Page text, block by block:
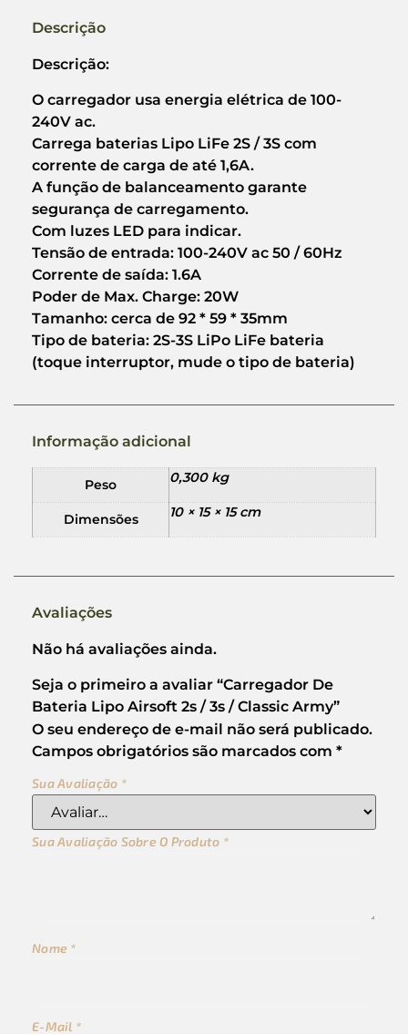
Descrição
Descrição:
O carregador usa energia elétrica de 100-
240V ac.
Carrega baterias Lipo LiFe 2S / 3S com
corrente de carga de até 1,6A.
A função de balanceamento garante
segurança de carregamento.
Com luzes LED para indicar.
Tensão de entrada: 100-240V ac 50 / 60Hz
Corrente de saída: 1.6A
Poder de Max. Charge: 20W
Tamanho: cerca de 92 * 59 * 35mm
Tipo de bateria: 2S-3S LiPo LiFe bateria
(toque interruptor, mude o tipo de bateria)
Informação adicional
Peso 0,300 kg
Dimensões 10 × 15 × 15 cm
Avaliações
Não há avaliações ainda.
Seja o primeiro a avaliar “Carregador De
Bateria Lipo Airsoft 2s / 3s / Classic Army”
O seu endereço de e-mail não será publicado.
Campos obrigatórios são marcados com *
Sua Avaliação *
Sua Avaliação Sobre O Produto *
Nome *
E-Mail *